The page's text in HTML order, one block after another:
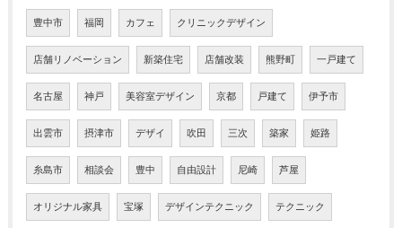
豊中市 福岡 カフェ クリニックデザイン
店舗リノベーション 新築住宅 店舗改装 熊野町 一戸建て
名古屋 神戸 美容室デザイン 京都 戸建て 伊予市
出雲市 摂津市 デザイ 吹田 三次 築家 姫路
糸島市 相談会 豊中 自由設計 尼崎 芦屋
オリジナル家具 宝塚 デザインテクニック テクニック